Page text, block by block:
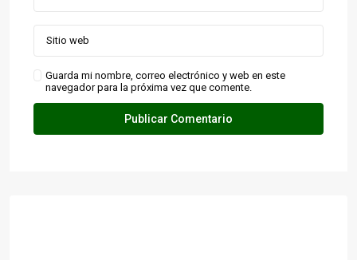
Guarda mi nombre, correo electrónico y web en este
navegador para la próxima vez que comente.